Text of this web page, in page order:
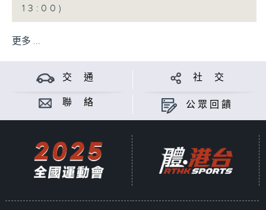
13:00)
更多 ...
交 通 社 交
聯 絡 公眾回饋